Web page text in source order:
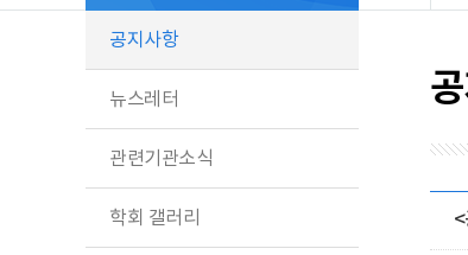
공지사항
뉴스레터
관련기관소식
학회 갤러리